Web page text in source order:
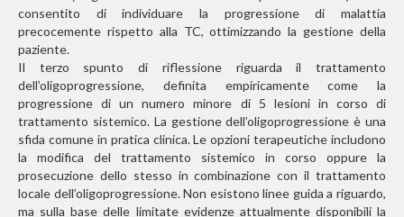
consentito di individuare la progressione di malattia
precocemente rispetto alla TC, ottimizzando la gestione della
paziente.
Il terzo spunto di riflessione riguarda il trattamento
dell’oligoprogressione, definita empiricamente come la
progressione di un numero minore di 5 lesioni in corso di
trattamento sistemico. La gestione dell’oligoprogressione è una
sfida comune in pratica clinica. Le opzioni terapeutiche includono
la modifica del trattamento sistemico in corso oppure la
prosecuzione dello stesso in combinazione con il trattamento
locale dell’oligoprogressione. Non esistono linee guida a riguardo,
ma sulla base delle limitate evidenze attualmente disponibili la